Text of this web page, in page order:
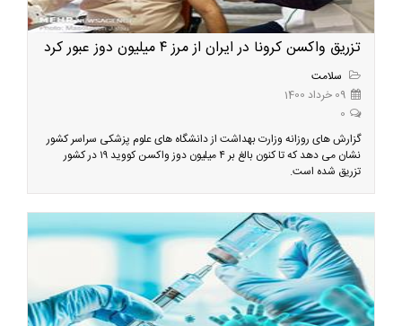
تزریق واکسن کرونا در ایران از مرز ۴ میلیون دوز عبور کرد
سلامت
09 خرداد 1400
0
گزارش های روزانه وزارت بهداشت از دانشگاه های علوم پزشکی سراسر کشور
نشان می دهد که تا کنون بالغ بر ۴ میلیون دوز واکسن کووید ۱۹ در کشور
تزریق شده است.